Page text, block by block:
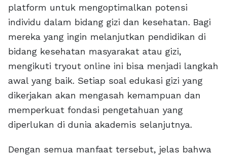
platform untuk mengoptimalkan potensi
individu dalam bidang gizi dan kesehatan. Bagi
mereka yang ingin melanjutkan pendidikan di
bidang kesehatan masyarakat atau gizi,
mengikuti tryout online ini bisa menjadi langkah
awal yang baik. Setiap soal edukasi gizi yang
dikerjakan akan mengasah kemampuan dan
memperkuat fondasi pengetahuan yang
diperlukan di dunia akademis selanjutnya.
Dengan semua manfaat tersebut, jelas bahwa